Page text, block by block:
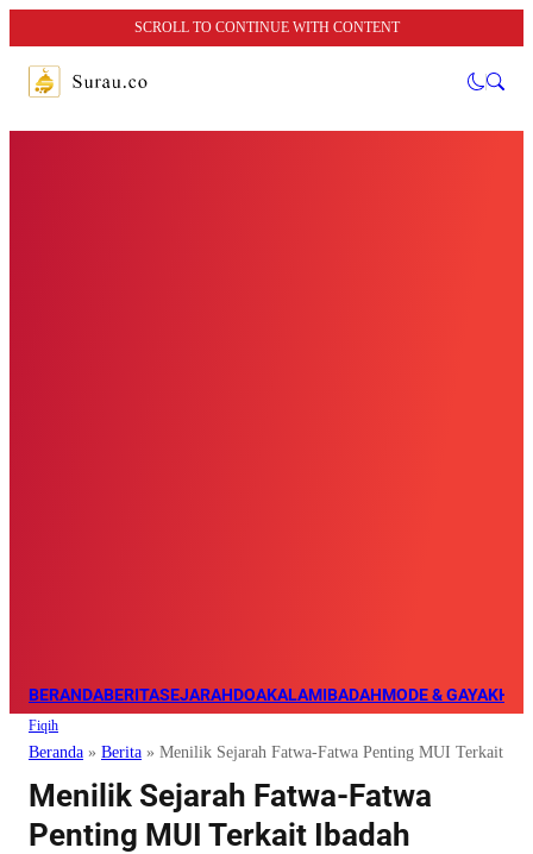
SCROLL TO CONTINUE WITH CONTENT
BERANDABERITASEJARAHDOAKALAMIBADAHMODE & GAYA
Fiqih
Beranda » Berita » Menilik Sejarah Fatwa-Fatwa Penting MUI Terkait
Menilik Sejarah Fatwa-Fatwa
Penting MUI Terkait Ibadah